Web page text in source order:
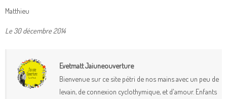
Matthieu
Le 30 décembre 2014
Evetmatt Jaiuneouverture
Bienvenue sur ce site pétri de nos mains avec un peu de
levain, de connexion cyclothymique, et d'amour. Enfants